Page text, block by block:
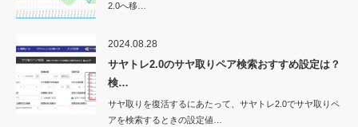
2.0へ移…
2024.08.28
サヤトレ2.0のサヤ取りペア検索おすすめ設定は？
検…
サヤ取りを復活するにあたって、サヤトレ2.0でサヤ取りペ
アを検索するときの設定値…